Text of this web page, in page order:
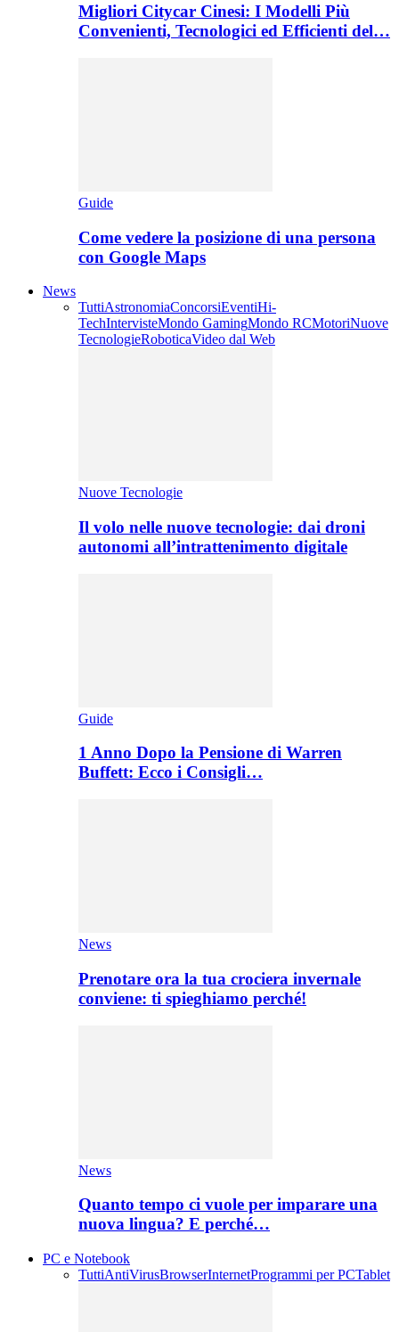
Migliori Citycar Cinesi: I Modelli Più
Convenienti, Tecnologici ed Efficienti del…
Guide
Come vedere la posizione di una persona
con Google Maps
News
TuttiAstronomiaConcorsiEventiHi-
TechIntervisteMondo GamingMondo RCMotoriNuove
TecnologieRoboticaVideo dal Web
Nuove Tecnologie
Il volo nelle nuove tecnologie: dai droni
autonomi all’intrattenimento digitale
Guide
1 Anno Dopo la Pensione di Warren
Buffett: Ecco i Consigli…
News
Prenotare ora la tua crociera invernale
conviene: ti spieghiamo perché!
News
Quanto tempo ci vuole per imparare una
nuova lingua? E perché…
PC e Notebook
TuttiAntiVirusBrowserInternetProgrammi per PCTablet